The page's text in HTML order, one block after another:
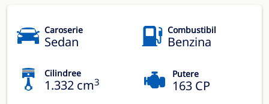
Caroserie
Sedan
Combustibil
Benzina
Cilindree
1.332 cm3
Putere
163 CP